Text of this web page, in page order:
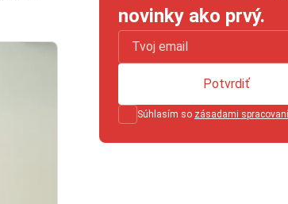
novinky ako prvý.
Súhlasím so zásadami
Potvrdiť